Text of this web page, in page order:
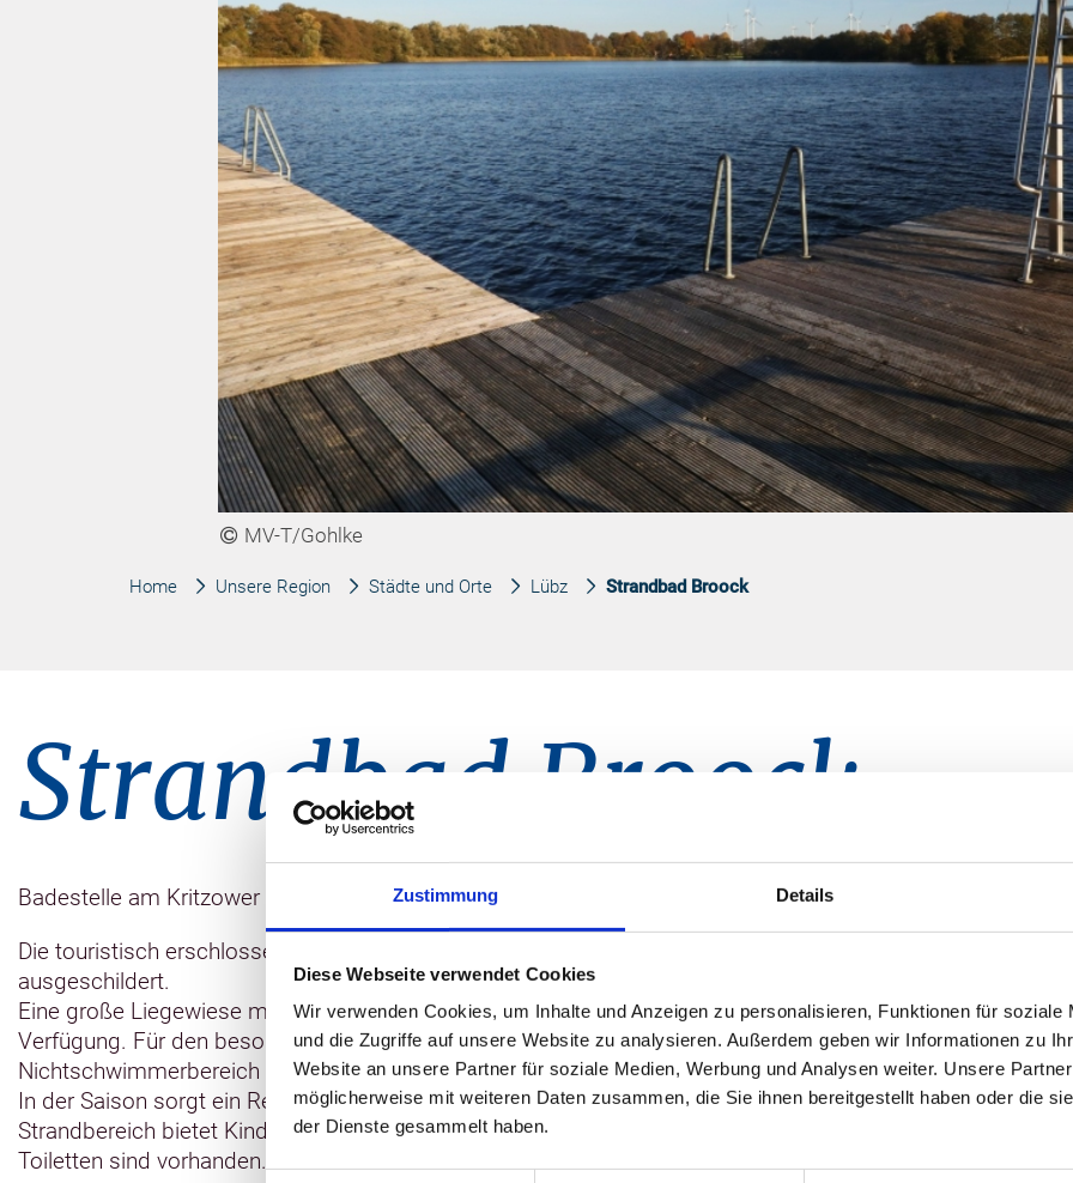
Zustimmung Details
Diese Webseite verwendet Cookies
Wir verwenden Cookies, um Inhalte und Anzeigen zu personalisieren, Funktionen für soziale
und die Zugriffe auf unsere Website zu analysieren. Außerdem geben wir Informationen zu
Website an unsere Partner für soziale Medien, Werbung und Analysen weiter. Unsere
möglicherweise mit weiteren Daten zusammen, die Sie ihnen bereitgestellt haben oder die
der Dienste gesammelt haben.
MV-T/Gohlke
Home Unsere Region Städte und Orte Lübz Strandbad Broock
Strandbad Broock
Badestelle am Kritzower See - Rettungsschwimmer
Die touristisch erschlossene Badestelle ist an der B 191 von Lübz nach Plau am See
ausgeschildert.
Eine große Liegewiese mit Möglichkeiten zum Volleyball und Tischtennis spielen steht zur
Verfügung. Für den besonderen Badespaß gibt es eine Wasserrutsche. Im abgesperrten
Nichtschwimmerbereich kann gebadet, geschwommen und geplanscht werden.
In der Saison sorgt ein Rettungsschwimmer für die Sicherheit der Badegäste. Der
Strandbereich bietet Kindern gute Spielmöglichkeiten. Imbiss mit Umkleidebereich und
Toiletten sind vorhanden.
19386
+49